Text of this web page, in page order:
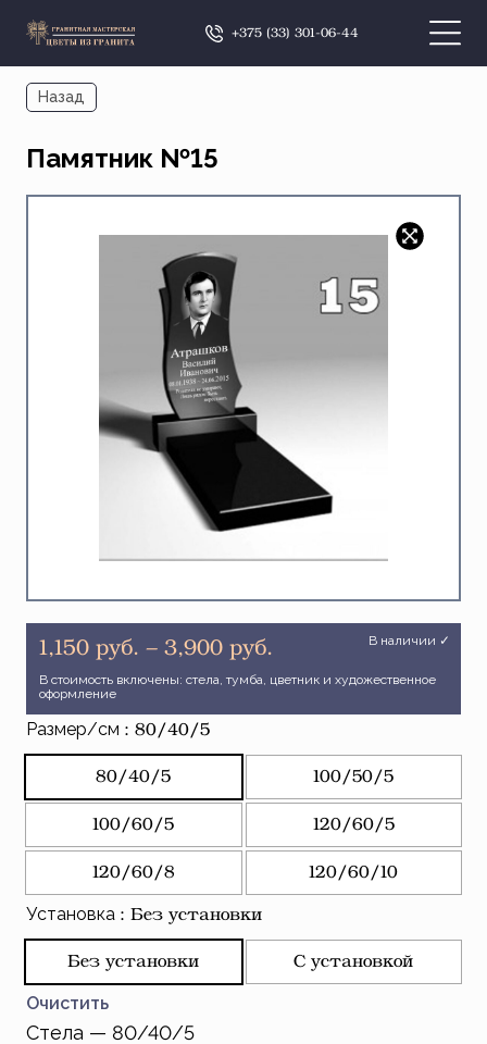
+375 (33) 301-06-44
Назад
Памятник №15
В наличии ✓
1,150 руб. – 3,900 руб. Диапазон
1,150 руб.
–
В стоимость включены: стела, тумба, цветник и художественное
оформление
Размер/см : 80/40/5
80/40/5 100/50/5
100/60/5 120/60/5
120/60/8 120/60/10
Установка : Без установки
Без установки С установкой
Очистить
Стела — 80/40/5